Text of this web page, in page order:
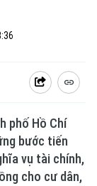
phố Hồ Chí
bước tiến
vụ tài chính,
cho cư dân,